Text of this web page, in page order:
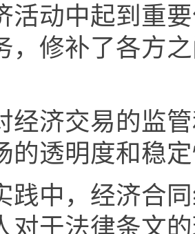
活动中起到重
，修补了各方
经济交易的监
的透明度和稳
践中，经济合
对于法律条文